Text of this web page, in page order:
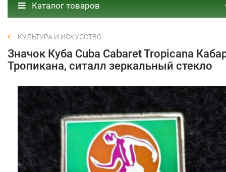
Каталог товаров
КУЛЬТУРА И ИСКУССТВО
Значок Куба Cuba Cabaret Tropicana
Тропикана, ситалл зеркальный стекло